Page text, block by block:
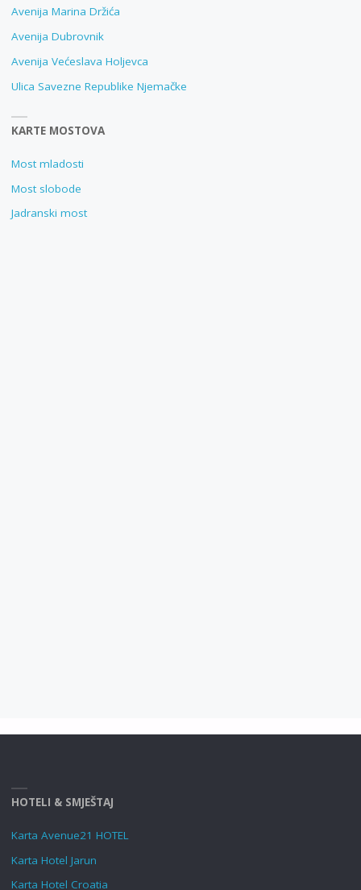
Avenija Marina Držića
Avenija Dubrovnik
Avenija Većeslava Holjevca
Ulica Savezne Republike Njemačke
KARTE MOSTOVA
Most mladosti
Most slobode
Jadranski most
HOTELI & SMJEŠTAJ
Karta Avenue21 HOTEL
Karta Hotel Jarun
Karta Hotel Croatia